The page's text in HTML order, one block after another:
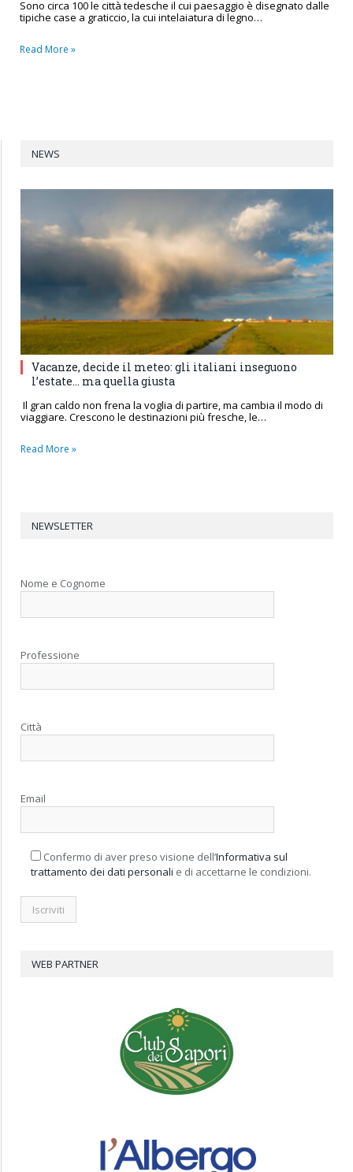
Sono circa 100 le città tedesche il cui paesaggio è disegnato dalle
tipiche case a graticcio, la cui intelaiatura di legno…
Read More »
NEWS
Vacanze, decide il meteo: gli italiani inseguono
l’estate… ma quella giusta
Il gran caldo non frena la voglia di partire, ma cambia il modo di
viaggiare. Crescono le destinazioni più fresche, le…
Read More »
NEWSLETTER
Nome e Cognome
Professione
Città
Email
Confermo di aver preso visione dell’Informativa sul
trattamento dei dati personali e di accettarne le condizioni.
WEB PARTNER